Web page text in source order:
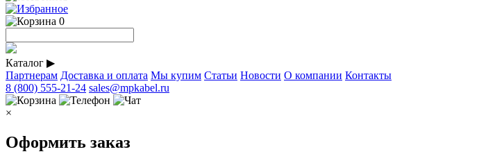
0
Каталог ▶
Партнерам Доставка и оплата Мы купим Статьи Новости О компании Контакты
8 (800) 555-21-24 sales@mpkabel.ru
×
Оформить заказ